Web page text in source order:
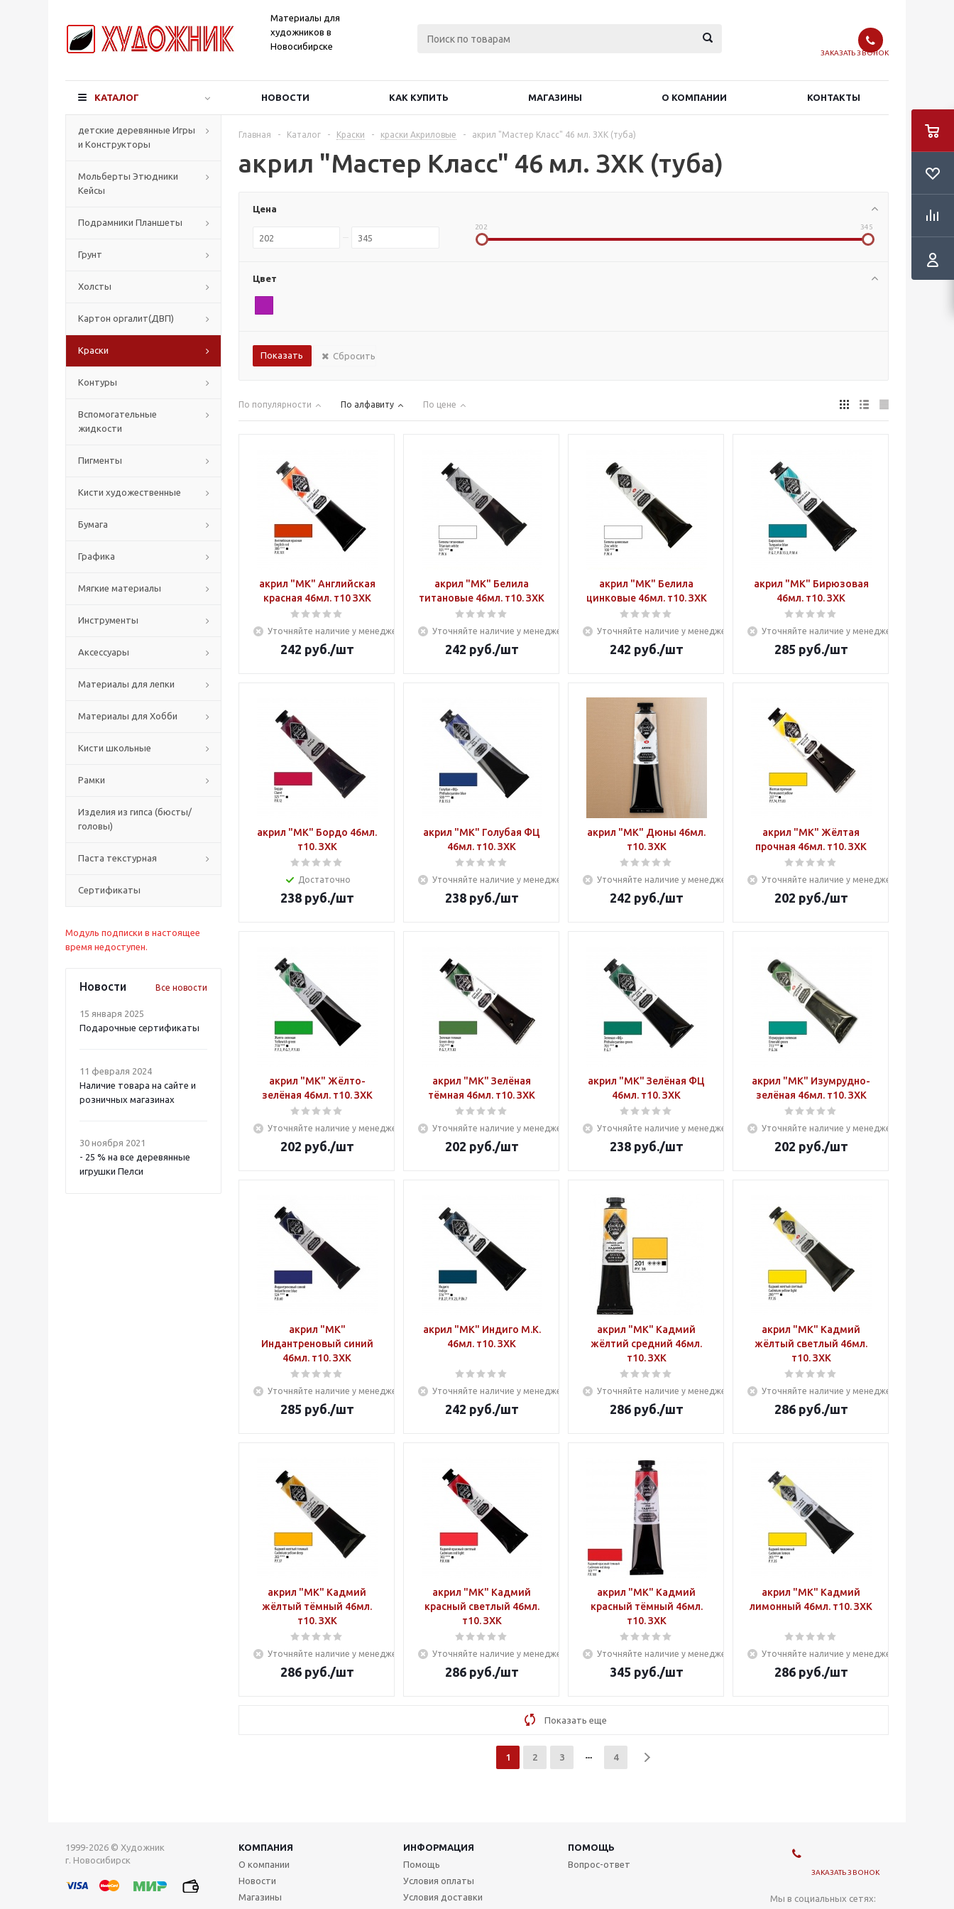
Материалы для
художников в
Новосибирске
ЗАКАЗАТЬ ЗВОНОК
КАТАЛОГ НОВОСТИ КАК КУПИТЬ МАГАЗИНЫ О КОМПАНИИ КОНТАКТЫ
детские деревянные Игры
и Конструкторы
Мольберты Этюдники
Кейсы
Подрамники Планшеты
Грунт
Холсты
Картон оргалит(ДВП)
Краски
Контуры
Вспомогательные
жидкости
Пигменты
Кисти художественные
Бумага
Графика
Мягкие материалы
Инструменты
Аксессуары
Материалы для лепки
Материалы для Хобби
Кисти школьные
Рамки
Изделия из гипса (бюсты/
головы)
Паста текстурная
Сертификаты
Модуль подписки в настоящее
время недоступен.
Новости Все новости
15 января 2025
Подарочные сертификаты
11 февраля 2024
Наличие товара на сайте и
розничных магазинах
30 ноября 2021
- 25 % на все деревянные
игрушки Пелси
Главная - Каталог - Краски - краски Акриловые - акрил "Мастер Класс" 46 мл. ЗХК (туба)
акрил "Мастер Класс" 46 мл. ЗХК (туба)
Цена
202 345
Цвет
Сбросить
По популярности По алфавиту По цене
акрил "МК" Английская
красная 46мл. т10 ЗХК
Уточняйте наличие у менеджера
242 руб./шт
акрил "МК" Белила
титановые 46мл. т10. ЗХК
Уточняйте наличие у менеджера
242 руб./шт
акрил "МК" Белила
цинковые 46мл. т10. ЗХК
Уточняйте наличие у менеджера
242 руб./шт
акрил "МК" Бирюзовая
46мл. т10. ЗХК
Уточняйте наличие у менеджера
285 руб./шт
акрил "МК" Бордо 46мл.
т10. ЗХК
Достаточно
238руб./шт
акрил "МК" Голубая ФЦ
46мл. т10. ЗХК
Уточняйте наличие у менеджера
238руб./шт
акрил "МК" Дюны 46мл.
т10. ЗХК
Уточняйте наличие у менеджера
242 руб./шт
акрил "МК" Жёлтая
прочная 46мл. т10. ЗХК
Уточняйте наличие у менеджера
202 руб./шт
акрил "МК" Жёлто-
зелёная 46мл. т10. ЗХК
Уточняйте наличие у менеджера
202 руб./шт
акрил "МК" Зелёная
тёмная 46мл. т10. ЗХК
Уточняйте наличие у менеджера
202 руб./шт
акрил "МК" Зелёная ФЦ
46мл. т10. ЗХК
Уточняйте наличие у менеджера
238руб./шт
акрил "МК" Изумрудно-
зелёная 46мл. т10. ЗХК
Уточняйте наличие у менеджера
202 руб./шт
акрил "МК"
Индантреновый синий
46мл. т10. ЗХК
Уточняйте наличие у менеджера
285 руб./шт
акрил "МК" Индиго М.К.
46мл. т10. ЗХК
Уточняйте наличие у менеджера
242 руб./шт
акрил "МК" Кадмий
жёлтий средний 46мл.
т10. ЗХК
Уточняйте наличие у менеджера
286руб./шт
акрил "МК" Кадмий
жёлтый светлый 46мл.
т10. ЗХК
Уточняйте наличие у менеджера
286руб./шт
акрил "МК" Кадмий
жёлтый тёмный 46мл.
т10. ЗХК
Уточняйте наличие у менеджера
286руб./шт
акрил "МК" Кадмий
красный светлый 46мл.
т10. ЗХК
Уточняйте наличие у менеджера
286руб./шт
акрил "МК" Кадмий
красный тёмный 46мл.
т10. ЗХК
Уточняйте наличие у менеджера
345 руб./шт
акрил "МК" Кадмий
лимонный 46мл. т10. ЗХК
Уточняйте наличие у менеджера
286руб./шт
Показать еще
1 2 3 4
1999-2026 © Художник
г. Новосибирск
КОМПАНИЯ ИНФОРМАЦИЯ
ПОМОЩЬ
О компании
Новости
Магазины
Помощь
Условия оплаты
Условия доставки
Вопрос-ответ
ЗАКАЗАТЬ ЗВОНОК
Мы в социальных сетях: